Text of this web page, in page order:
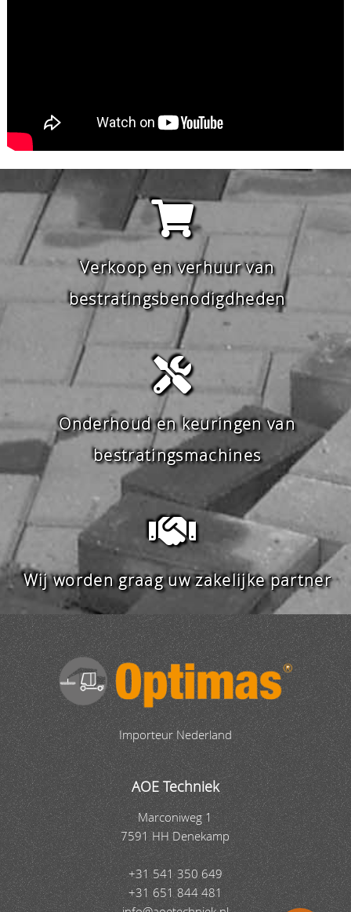
Verkoop en verhuur van
bestratingsbenodigdheden
Onderhoud en keuringen van
bestratingsmachines
Wij worden graag uw zakelijke partner
Importeur Nederland
AOE Techniek
Marconiweg 1
7591 HH Denekamp
+31 541 350 649
+31 651 844 481